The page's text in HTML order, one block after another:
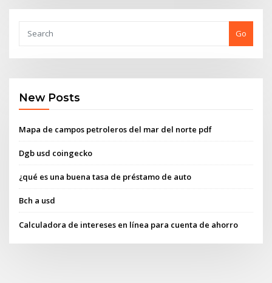
Go
New Posts
Mapa de campos petroleros del mar del norte pdf
Dgb usd coingecko
¿qué es una buena tasa de préstamo de auto
Bch a usd
Calculadora de intereses en línea para cuenta de ahorro